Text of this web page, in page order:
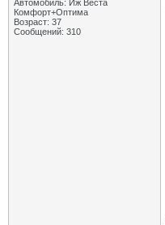
Автомобиль: Иж Веста
Комфорт+Оптима
Возраст: 37
Сообщений: 310